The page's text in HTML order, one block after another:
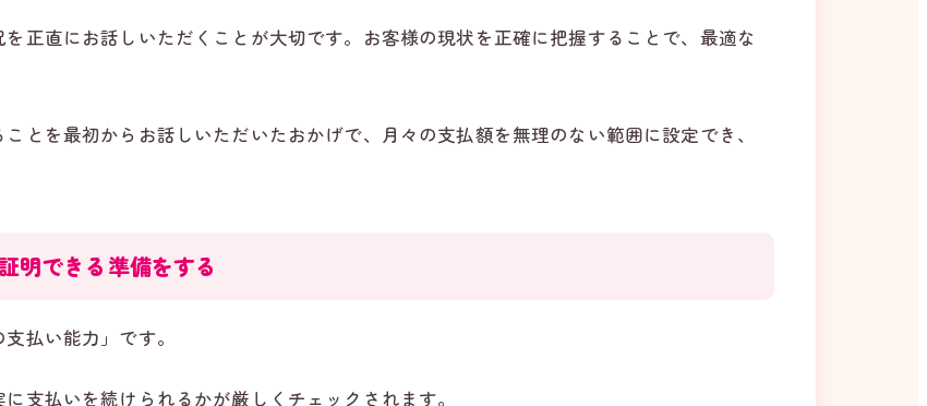
正直にお話しいただくことが大切です。お客様の現状を正確に把握することで、最適な
とを最初からお話しいただいたおかげで、月々の支払額を無理のない範囲に設定でき、
明できる準備をする
払い能力」です。
支払いを続けられるかが厳しくチェックされます。